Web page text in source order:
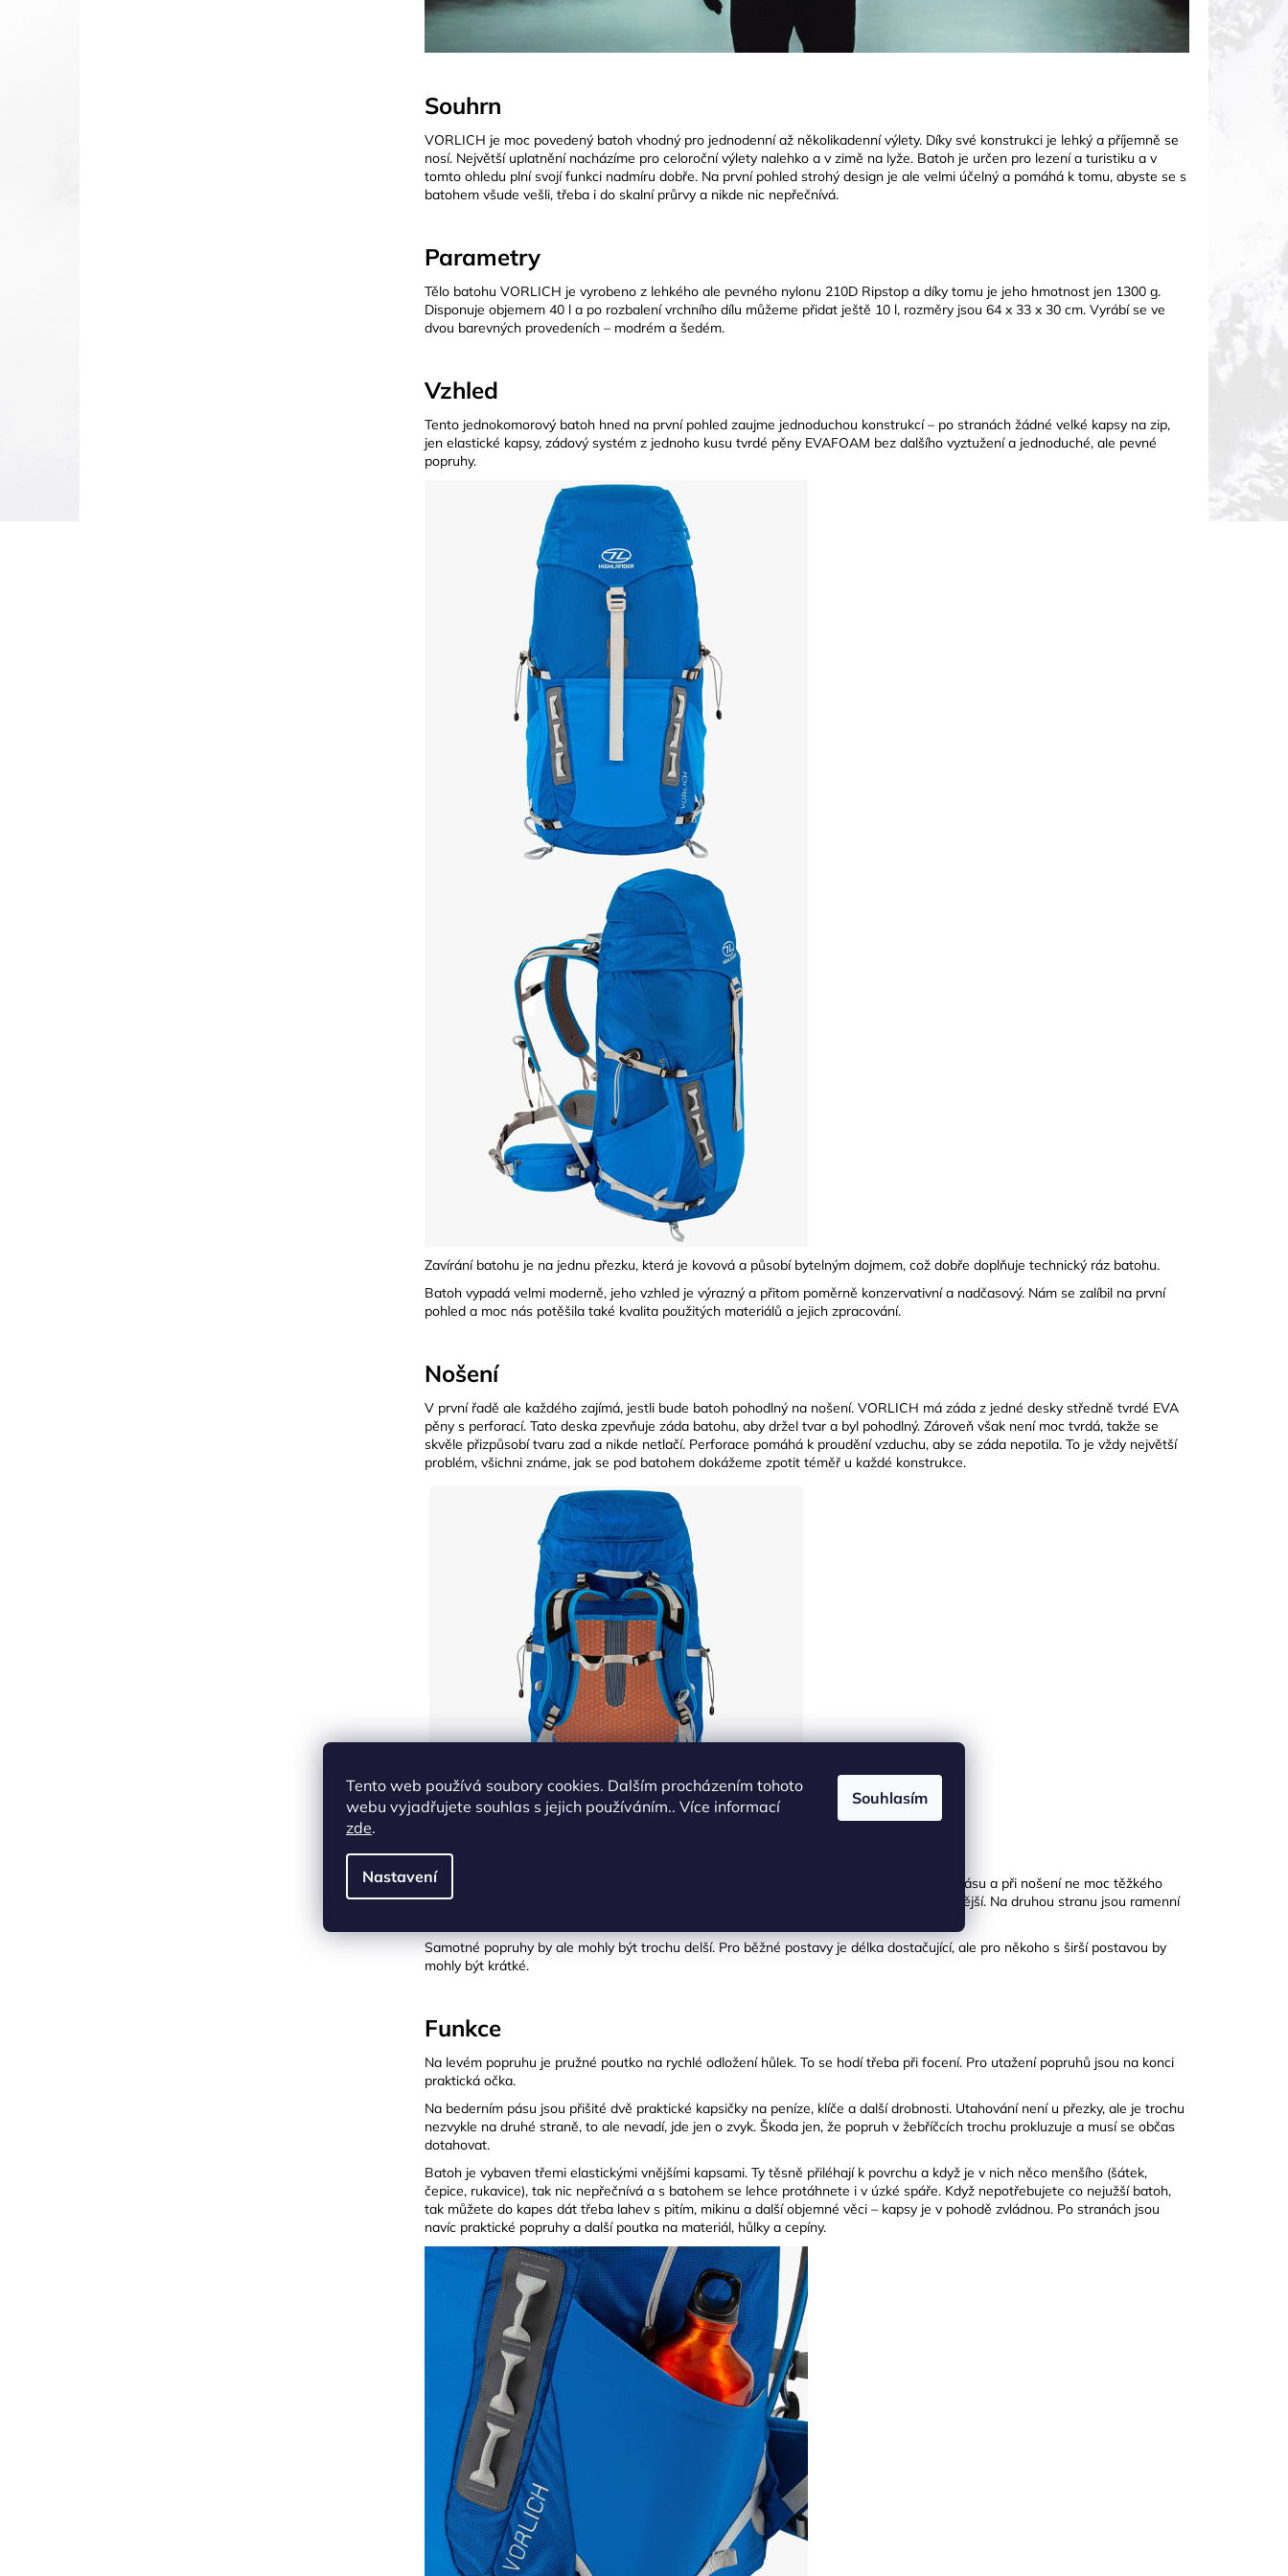
Tento web používá soubory cookies. Dalším procházením tohoto
webu vyjadřujete souhlas s jejich používáním.. Více informací
zde.
Nastavení
Souhlasím
Souhrn
VORLICH je moc povedený batoh vhodný pro jednodenní až několikadenní výlety. Díky své konstrukci je lehký a příjemně se
nosí. Největší uplatnění nacházíme pro celoroční výlety nalehko a v zimě na lyže. Batoh je určen pro lezení a turistiku a v
tomto ohledu plní svojí funkci nadmíru dobře. Na první pohled strohý design je ale velmi účelný a pomáhá k tomu, abyste se s
batohem všude vešli, třeba i do skalní průrvy a nikde nic nepřečnívá.
Parametry
Tělo batohu VORLICH je vyrobeno z lehkého ale pevného nylonu 210D Ripstop a díky tomu je jeho hmotnost jen 1300 g.
Disponuje objemem 40 l a po rozbalení vrchního dílu můžeme přidat ještě 10 l, rozměry jsou 64 x 33 x 30 cm. Vyrábí se ve
dvou barevných provedeních – modrém a šedém.
Vzhled
Tento jednokomorový batoh hned na první pohled zaujme jednoduchou konstrukcí – po stranách žádné velké kapsy na zip,
jen elastické kapsy, zádový systém z jednoho kusu tvrdé pěny EVAFOAM bez dalšího vyztužení a jednoduché, ale pevné
popruhy.
Zavírání batohu je na jednu přezku, která je kovová a působí bytelným dojmem, což dobře doplňuje technický ráz batohu.
Batoh vypadá velmi moderně, jeho vzhled je výrazný a přitom poměrně konzervativní a nadčasový. Nám se zalíbil na první
pohled a moc nás potěšila také kvalita použitých materiálů a jejich zpracování.
Nošení
V první řadě ale každého zajímá, jestli bude batoh pohodlný na nošení. VORLICH má záda z jedné desky středně tvrdé EVA
pěny s perforací. Tato deska zpevňuje záda batohu, aby držel tvar a byl pohodlný. Zároveň však není moc tvrdá, takže se
skvěle přizpůsobí tvaru zad a nikde netlačí. Perforace pomáhá k proudění vzduchu, aby se záda nepotila. To je vždy největší
problém, všichni známe, jak se pod batohem dokážeme zpotit téměř u každé konstrukce.
Ramenní i bederní popruhy jsou také jednoduché bez velkého polstrování. U bederního pásu a při nošení ne moc těžkého
nákladu je to v pohodě, ale při vyšší zátěži by polstrované ramenní popruhy byly pohodlnější. Na druhou stranu jsou ramenní
Samotné popruhy by ale mohly být trochu delší. Pro běžné postavy je délka dostačující, ale pro někoho s širší postavou by
mohly být krátké.
Funkce
Na levém popruhu je pružné poutko na rychlé odložení hůlek. To se hodí třeba při focení. Pro utažení popruhů jsou na konci
praktická očka.
Na bederním pásu jsou přišité dvě praktické kapsičky na peníze, klíče a další drobnosti. Utahování není u přezky, ale je trochu
nezvykle na druhé straně, to ale nevadí, jde jen o zvyk. Škoda jen, že popruh v žebříčcích trochu prokluzuje a musí se občas
dotahovat.
Batoh je vybaven třemi elastickými vnějšími kapsami. Ty těsně přiléhají k povrchu a když je v nich něco menšího (šátek,
čepice, rukavice), tak nic nepřečnívá a s batohem se lehce protáhnete i v úzké spáře. Když nepotřebujete co nejužší batoh,
tak můžete do kapes dát třeba lahev s pitím, mikinu a další objemné věci – kapsy je v pohodě zvládnou. Po stranách jsou
navíc praktické popruhy a další poutka na materiál, hůlky a cepíny.